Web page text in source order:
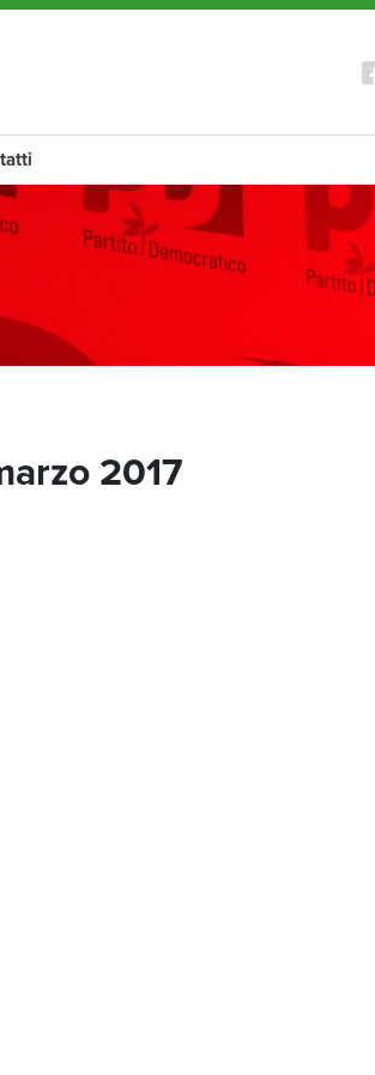
2017